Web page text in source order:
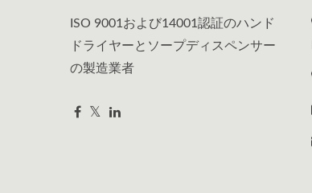
ISO 9001および14001認証のハンド
ドライヤーとソープディスペンサー
の製造業者